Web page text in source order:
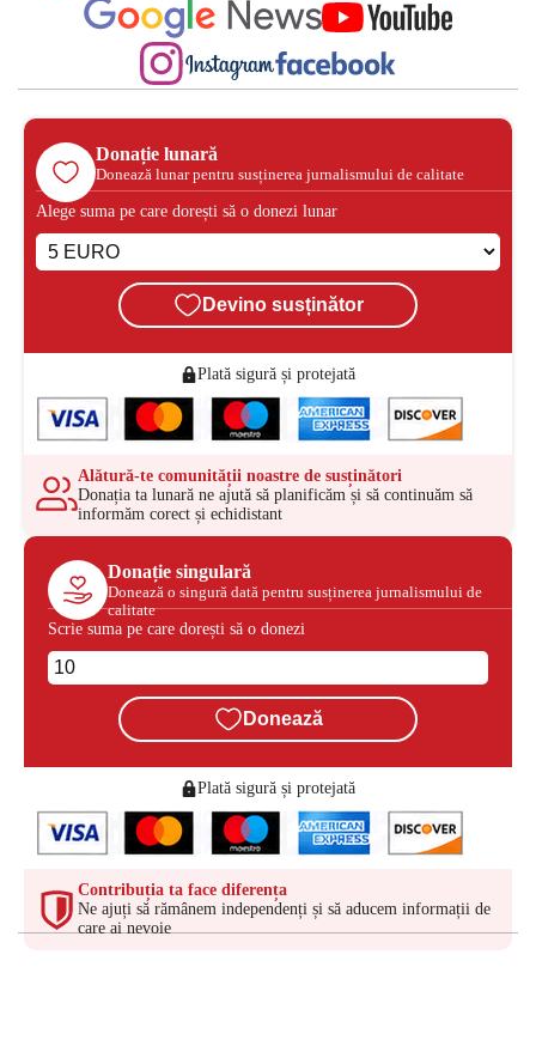
Donație lunară
Donează lunar pentru susținerea jurnalismului de calitate
Alege suma pe care dorești să o donezi lunar
Devino susținător
Plată sigură și protejată
Alătură-te comunității noastre de susținători
Donația ta lunară ne ajută să planificăm și să continuăm să
informăm corect și echidistant
Donație singulară
Donează o singură dată pentru susținerea jurnalismului de
calitate
Scrie suma pe care dorești să o donezi
Donează
Plată sigură și protejată
Contribuția ta face diferența
Ne ajuți să rămânem independenți și să aducem informații de
care ai nevoie